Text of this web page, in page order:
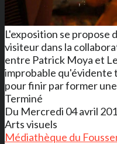
L'exposition se propose
visiteur dans la
entre Patrick Moya et
improbable qu'évidente
pour finir par former
Terminé
Du Mercredi 04 avril
Arts visuels
Médiathèque du